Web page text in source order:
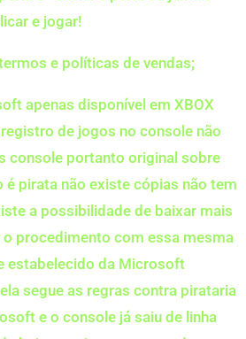
e jogar!
e políticas de vendas;
apenas disponível em XBOX
de jogos no console não
console portanto original sobre
pirata não existe cópias não tem
a possibilidade de baixar mais
o procedimento com essa mesma
estabelecido da Microsoft
segue as regras contra pirataria
e o console já saiu de linha